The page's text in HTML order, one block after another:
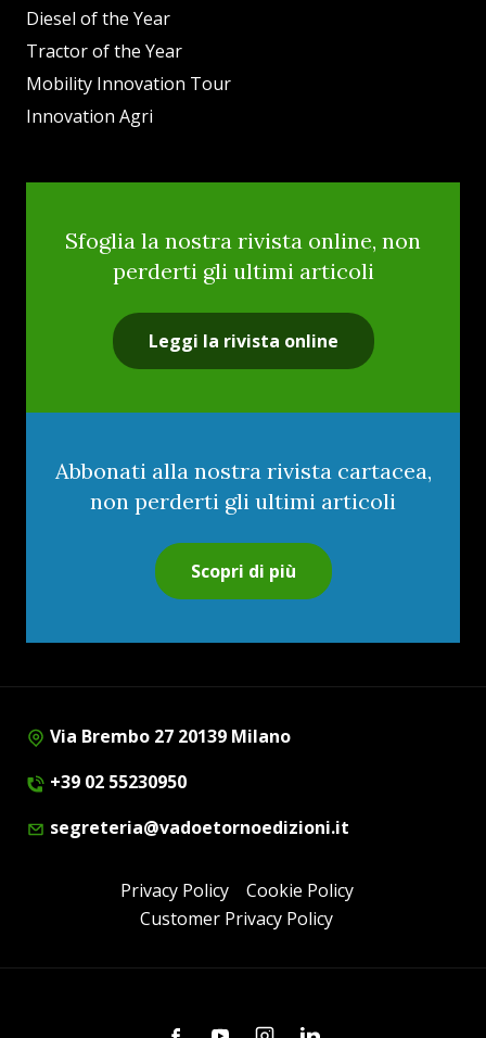
Diesel of the Year
Tractor of the Year
Mobility Innovation Tour
Innovation Agri
Sfoglia la nostra rivista online, non
perderti gli ultimi articoli
Leggi la rivista online
Abbonati alla nostra rivista cartacea,
non perderti gli ultimi articoli
Scopri di più
Via Brembo 27 20139 Milano
+39 02 55230950
segreteria@vadoetornoedizioni.it
Privacy Policy
Cookie Policy
Customer Privacy Policy
FacebookYoutubeInstagramLinkedin